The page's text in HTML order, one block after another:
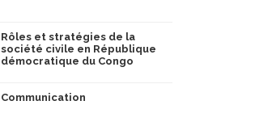
Rôles et stratégies de la
société civile en République
démocratique du Congo
Communication